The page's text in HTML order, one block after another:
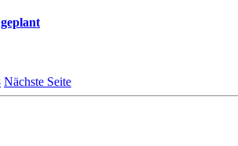
Nächste Seite